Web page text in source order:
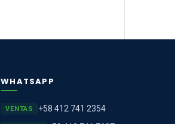
WHATSAPP
VENTAS +58 412 741 2354